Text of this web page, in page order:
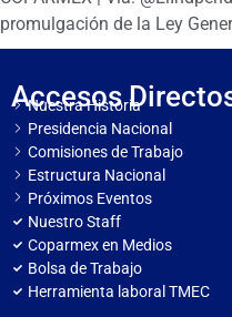
promulgación de la Ley
Accesos
Nuestra Historia
Presidencia Nacional
Comisiones de Trabajo
Estructura Nacional
Próximos Eventos
Nuestro Staff
Coparmex en Medios
Bolsa de Trabajo
Herramienta laboral TMEC